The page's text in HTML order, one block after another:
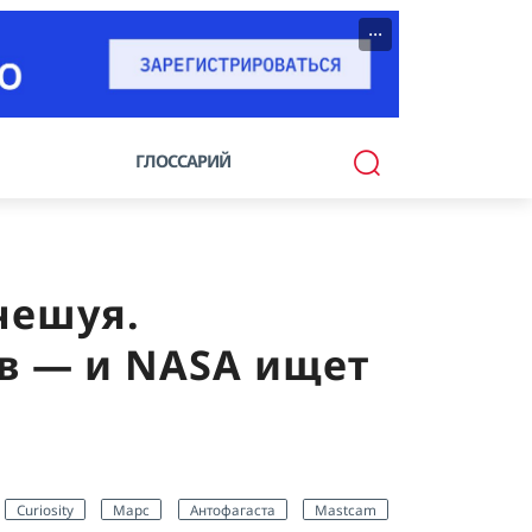
···
ГЛОССАРИЙ
— и NASA ищет
Curiosity Марс Антофагаста Mastcam